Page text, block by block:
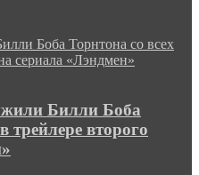
Боба Торнтона со всех
сериала «Лэндмен»
Билли Боба
трейлере второго